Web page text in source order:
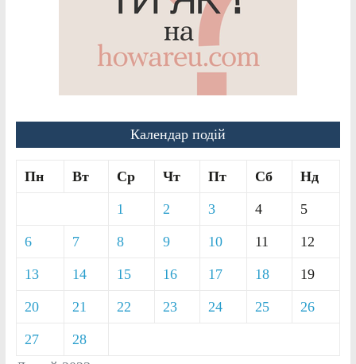
Календар подій
Пн Вт Ср Чт Пт Сб Нд
1 2 3 4 5
6 7 8 9 10 11 12
13 14 15 16 17 18 19
20 21 22 23 24 25 26
27 28